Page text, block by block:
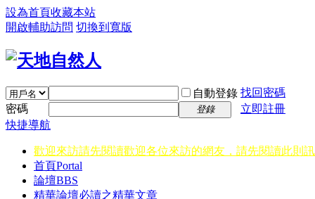
設為首頁收藏本站
開啟輔助訪問 切換到寬版
自動登錄 找回密碼
密碼
登錄
立即註冊
快捷導航
歡迎來訪請先閱讀歡迎各位來訪的網友，請先閱讀此則
首頁Portal
論壇BBS
精華論壇必讀之精華文章